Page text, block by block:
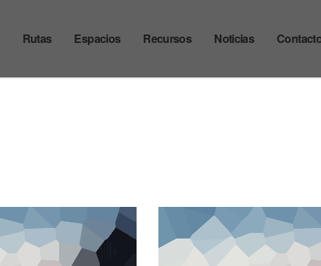
Rutas Espacios Recursos Noticias